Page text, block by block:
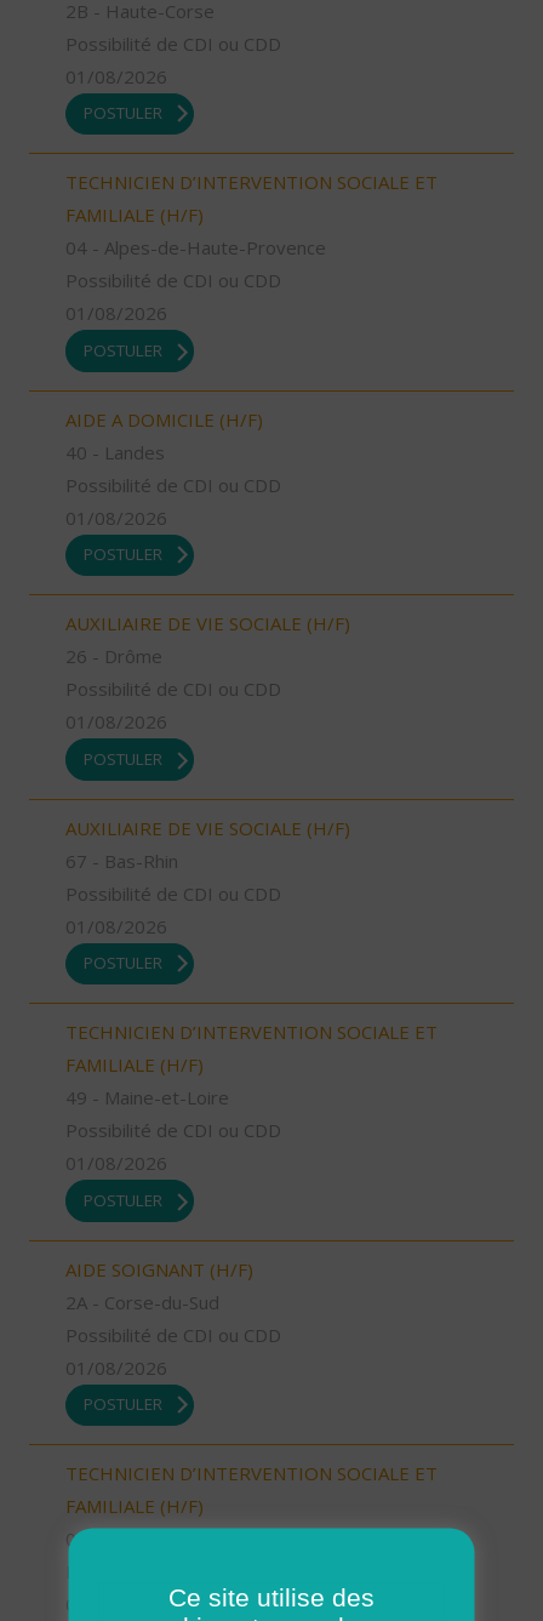
2B - Haute-Corse
Possibilité de CDI ou CDD
01/08/2026
POSTULER
TECHNICIEN D’INTERVENTION SOCIALE ET
FAMILIALE (H/F)
04 - Alpes-de-Haute-Provence
Possibilité de CDI ou CDD
01/08/2026
POSTULER
AIDE A DOMICILE (H/F)
40 - Landes
Possibilité de CDI ou CDD
01/08/2026
POSTULER
AUXILIAIRE DE VIE SOCIALE (H/F)
26 - Drôme
Possibilité de CDI ou CDD
01/08/2026
POSTULER
AUXILIAIRE DE VIE SOCIALE (H/F)
67 - Bas-Rhin
Possibilité de CDI ou CDD
01/08/2026
POSTULER
TECHNICIEN D’INTERVENTION SOCIALE ET
FAMILIALE (H/F)
49 - Maine-et-Loire
Possibilité de CDI ou CDD
01/08/2026
POSTULER
AIDE SOIGNANT (H/F)
2A - Corse-du-Sud
Possibilité de CDI ou CDD
01/08/2026
POSTULER
TECHNICIEN D’INTERVENTION SOCIALE ET
FAMILIALE (H/F)
06 - Alpes-Maritimes
Ce site utilise des